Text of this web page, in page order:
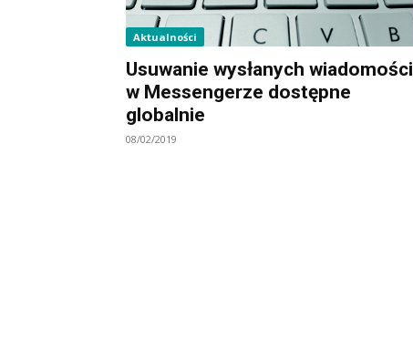
Aktualności
Usuwanie wysłanych wiadomości
w Messengerze dostępne
globalnie
08/02/2019